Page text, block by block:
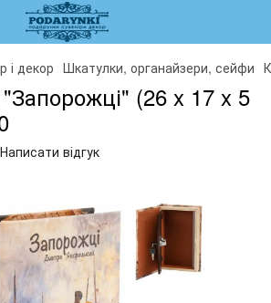
і декор Шкатулки, органайзери, сейфи
(26 x 17 x 5
Написати відгук